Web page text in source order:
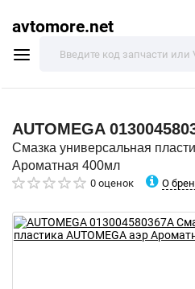
avtomore.net
AUTOMEGA
Смазка универсальная
Ароматная 400мл
0 оценок О